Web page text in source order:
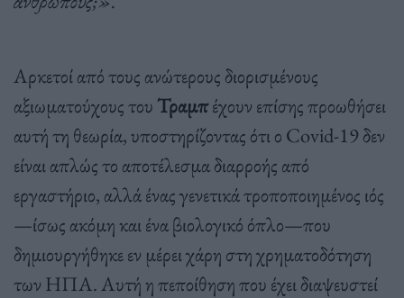
Αρκετοί από τους ανώτερους διορισμένους
αξιωματούχους του Τραμπέχουν επίσης προωθήσει
αυτή τη θεωρία, υποστηρίζοντας ότι ο Covid-19 δεν
είναι απλώς το αποτέλεσμα διαρροής από
εργαστήριο, αλλά ένας γενετικά τροποποιημένος ιός
—ίσως ακόμη και ένα βιολογικό όπλο—που
δημιουργήθηκε εν μέρει χάρη στη χρηματοδότηση
των ΗΠΑ. Αυτή η πεποίθηση που έχει διαψευστεί